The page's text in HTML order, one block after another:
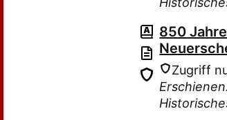
850
Zugriff